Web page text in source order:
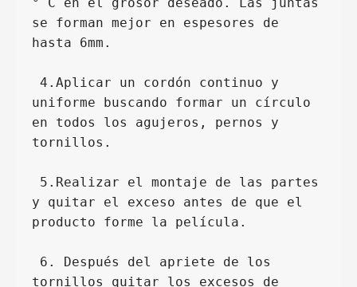
se forman mejor en espesores de
hasta 6mm.
uniforme buscando formar un círculo
en todos los agujeros, pernos y
tornillos.
y quitar el exceso antes de que el
producto forme la película.
tornillos quitar los excesos de